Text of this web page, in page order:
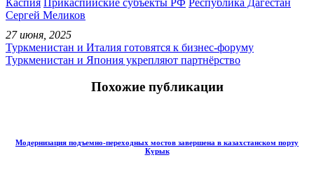
Сергей Меликов
27 июня, 2025
Туркменистан и Италия готовятся к бизнес-форуму
Туркменистан и Япония укрепляют партнёрство
Похожие публикации
Модернизация подъемно-переходных мостов завершена в казахстанском порту
Курык